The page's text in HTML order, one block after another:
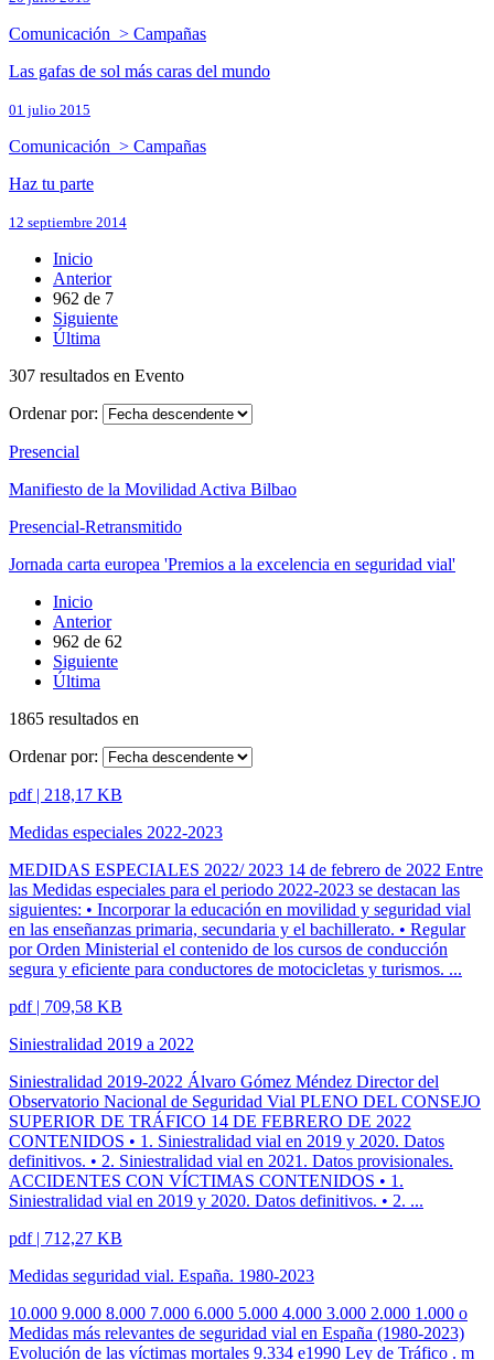
Comunicación > Campañas
Las gafas de sol más caras del mundo
01 julio 2015
Comunicación > Campañas
Haz tu parte
12 septiembre 2014
Inicio
Anterior
962 de 7
Siguiente
Última
307 resultados en Evento
Ordenar por:
Presencial
Manifiesto de la Movilidad Activa Bilbao
Presencial-Retransmitido
Jornada carta europea 'Premios a la excelencia en seguridad vial'
Inicio
Anterior
962 de 62
Siguiente
Última
1865 resultados en
Ordenar por:
pdf | 218,17 KB
Medidas especiales 2022-2023
MEDIDAS ESPECIALES 2022/ 2023 14 de febrero de 2022 Entre
las Medidas especiales para el periodo 2022-2023 se destacan las
siguientes: • Incorporar la educación en movilidad y seguridad vial
en las enseñanzas primaria, secundaria y el bachillerato. • Regular
por Orden Ministerial el contenido de los cursos de conducción
segura y eficiente para conductores de motocicletas y turismos. ...
pdf | 709,58 KB
Siniestralidad 2019 a 2022
Siniestralidad 2019-2022 Álvaro Gómez Méndez Director del
Observatorio Nacional de Seguridad Vial PLENO DEL CONSEJO
SUPERIOR DE TRÁFICO 14 DE FEBRERO DE 2022
CONTENIDOS • 1. Siniestralidad vial en 2019 y 2020. Datos
definitivos. • 2. Siniestralidad vial en 2021. Datos provisionales.
ACCIDENTES CON VÍCTIMAS CONTENIDOS • 1.
Siniestralidad vial en 2019 y 2020. Datos definitivos. • 2. ...
pdf | 712,27 KB
Medidas seguridad vial. España. 1980-2023
10.000 9.000 8.000 7.000 6.000 5.000 4.000 3.000 2.000 1.000 o
Medidas más relevantes de seguridad vial en España (1980-2023)
Evolución de las víctimas mortales 9.334 e1990 Ley de Tráfico . m